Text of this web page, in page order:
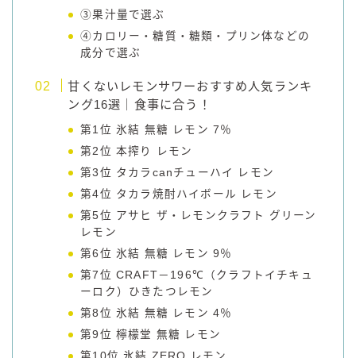
③果汁量で選ぶ
④カロリー・糖質・糖類・プリン体などの
成分で選ぶ
甘くないレモンサワーおすすめ人気ランキ
ング16選｜食事に合う！
第1位 氷結 無糖 レモン 7％
第2位 本搾り レモン
第3位 タカラcanチューハイ レモン
第4位 タカラ焼酎ハイボール レモン
第5位 アサヒ ザ・レモンクラフト グリーン
レモン
第6位 氷結 無糖 レモン 9％
第7位 CRAFT－196℃（クラフトイチキュ
ーロク）ひきたつレモン
第8位 氷結 無糖 レモン 4％
第9位 檸檬堂 無糖 レモン